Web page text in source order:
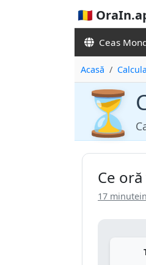
🇷🇴
Ceas
Acasă
⏳
Ce
17